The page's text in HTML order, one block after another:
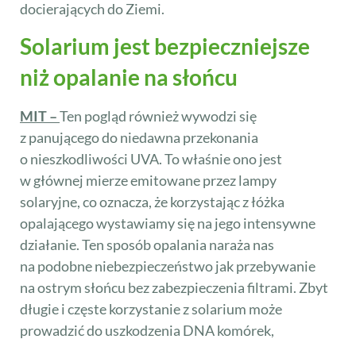
docierających do Ziemi.
Solarium jest bezpieczniejsze
niż opalanie na słońcu
MIT –Ten pogląd również wywodzi się
z panującego do niedawna przekonania
o nieszkodliwości UVA. To właśnie ono jest
w głównej mierze emitowane przez lampy
solaryjne, co oznacza, że korzystając z łóżka
opalającego wystawiamy się na jego intensywne
działanie. Ten sposób opalania naraża nas
na podobne niebezpieczeństwo jak przebywanie
na ostrym słońcu bez zabezpieczenia filtrami. Zbyt
długie i częste korzystanie z solarium może
prowadzić do uszkodzenia DNA komórek,